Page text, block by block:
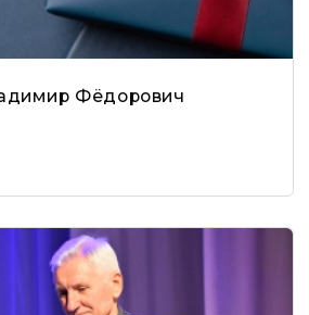
Фёдорович